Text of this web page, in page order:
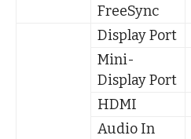
FreeSync
Display Port
Mini-
Display Port
HDMI
Audio In